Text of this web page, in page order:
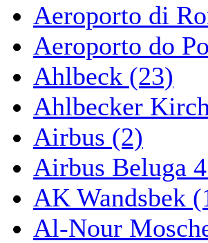
Aeroporto di
Aeroporto do
Ahlbeck (23)
Ahlbecker
Airbus (2)
Airbus Beluga
AK Wandsbek
Al-Nour